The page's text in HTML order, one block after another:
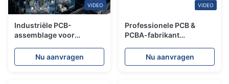
VIDEO
Industriële PCB-
assemblage voor
Duurzame materialen &
turnkey PCBA-service
Nu aanvragen
VIDEO
Professionele PCB &
PCBA-fabrikant
assemblage &
elektronische
Nu aanvragen